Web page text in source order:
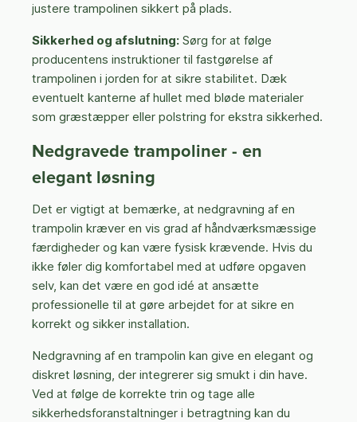
justere trampolinen sikkert på plads.
Sikkerhed og afslutning: Sørg for at følge
producentens instruktioner til fastgørelse af
trampolinen i jorden for at sikre stabilitet. Dæk
eventuelt kanterne af hullet med bløde materialer
som græstæpper eller polstring for ekstra sikkerhed.
Nedgravede trampoliner - en
elegant løsning
Det er vigtigt at bemærke, at nedgravning af en
trampolin kræver en vis grad af håndværksmæssige
færdigheder og kan være fysisk krævende. Hvis du
ikke føler dig komfortabel med at udføre opgaven
selv, kan det være en god idé at ansætte
professionelle til at gøre arbejdet for at sikre en
korrekt og sikker installation.
Nedgravning af en trampolin kan give en elegant og
diskret løsning, der integrerer sig smukt i din have.
Ved at følge de korrekte trin og tage alle
sikkerhedsforanstaltninger i betragtning kan du